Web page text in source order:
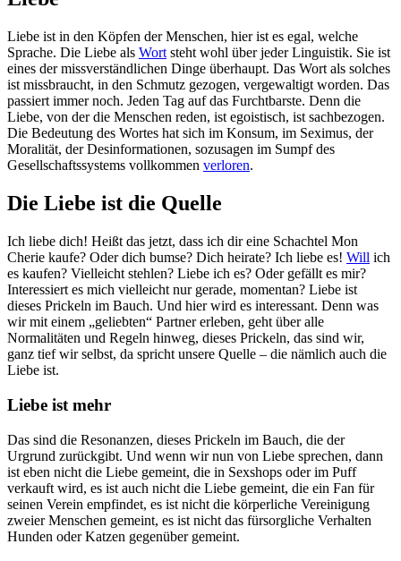
Liebe ist in den Köpfen der Menschen, hier ist es egal, welche
Sprache. Die Liebe als Wort steht wohl über jeder Linguistik. Sie ist
eines der missverständlichen Dinge überhaupt. Das Wort als solches
ist missbraucht, in den Schmutz gezogen, vergewaltigt worden. Das
passiert immer noch. Jeden Tag auf das Furchtbarste. Denn die
Liebe, von der die Menschen reden, ist egoistisch, ist sachbezogen.
Die Bedeutung des Wortes hat sich im Konsum, im Seximus, der
Moralität, der Desinformationen, sozusagen im Sumpf des
Gesellschaftssystems vollkommen verloren.
Die Liebe ist die Quelle
Ich liebe dich! Heißt das jetzt, dass ich dir eine Schachtel Mon
Cherie kaufe? Oder dich bumse? Dich heirate? Ich liebe es! Will ich
es kaufen? Vielleicht stehlen? Liebe ich es? Oder gefällt es mir?
Interessiert es mich vielleicht nur gerade, momentan? Liebe ist
dieses Prickeln im Bauch. Und hier wird es interessant. Denn was
wir mit einem „geliebten“ Partner erleben, geht über alle
Normalitäten und Regeln hinweg, dieses Prickeln, das sind wir,
ganz tief wir selbst, da spricht unsere Quelle – die nämlich auch die
Liebe ist.
Liebe ist mehr
Das sind die Resonanzen, dieses Prickeln im Bauch, die der
Urgrund zurückgibt. Und wenn wir nun von Liebe sprechen, dann
ist eben nicht die Liebe gemeint, die in Sexshops oder im Puff
verkauft wird, es ist auch nicht die Liebe gemeint, die ein Fan für
seinen Verein empfindet, es ist nicht die körperliche Vereinigung
zweier Menschen gemeint, es ist nicht das fürsorgliche Verhalten
Hunden oder Katzen gegenüber gemeint.